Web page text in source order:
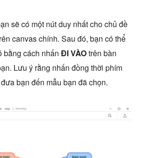
sẽ có một nút duy nhất cho chủ đề
canvas chính. Sau đó, bạn có thể
bằng cách nhấn ĐI VÀOtrên bàn
Lưu ý rằng nhấn đồng thời phím
bạn đến mẫu bạn đã chọn.